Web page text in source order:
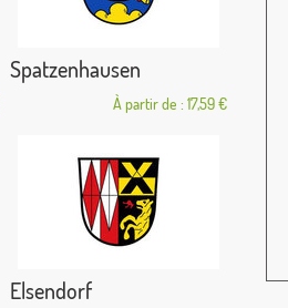
Spatzenhausen
À partir de : 17,59 €
Elsendorf